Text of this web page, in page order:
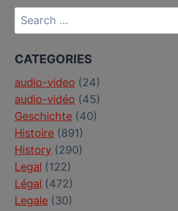
Search
for:
CATEGORIES
audio-video (24)
audio-vidéo (45)
Geschichte (40)
Histoire (891)
History (290)
Legal (122)
Légal (472)
Legale (30)